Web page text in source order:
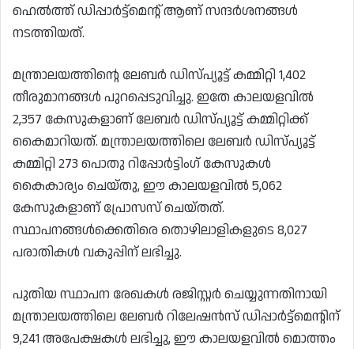
ഹെൽത്ത് ഡിപ്പാർട്ട്‌മെൻ്റ് ആണ് സന്ദർശനങ്ങൾ
നടത്തിയത്.
മന്ത്രാലയത്തിന്റെ ലേബർ ഡിസ്പ്യൂട്ട് കമ്മിറ്റി 1,402
തീരുമാനങ്ങൾ പുറപ്പെടുവിച്ചു. ഇതേ കാലയളവിൽ
2,357 കേസുകളാണ് ലേബർ ഡിസ്പ്യൂട്ട് കമ്മിറ്റിക്ക്
കൈമാറിയത്. മന്ത്രാലയത്തിലെ ലേബർ ഡിസ്പ്യൂട്ട്
കമ്മിറ്റി 273 പൊതു റിപ്പോർട്ടിംഗ് കേസുകൾ
കൈകാര്യം ചെയ്തു, ഈ കാലയളവിൽ 5,062
കേസുകളാണ് പ്രോസസ് ചെയ്‌തത്‌.
സ്ഥാപനങ്ങൾക്കെതിരെ തൊഴിലാളികളുടെ 8,027
പരാതികൾ വകുപ്പിന് ലഭിച്ചു.
പുതിയ സ്ഥാപന രേഖകൾ രജിസ്റ്റർ ചെയ്യുന്നതിനായി
മന്ത്രാലയത്തിലെ ലേബർ റിലേഷൻസ് ഡിപ്പാർട്ട്‌മെൻ്റിന്
9,241 അപേക്ഷകൾ ലഭിച്ചു, ഈ കാലയളവിൽ മൊത്തം